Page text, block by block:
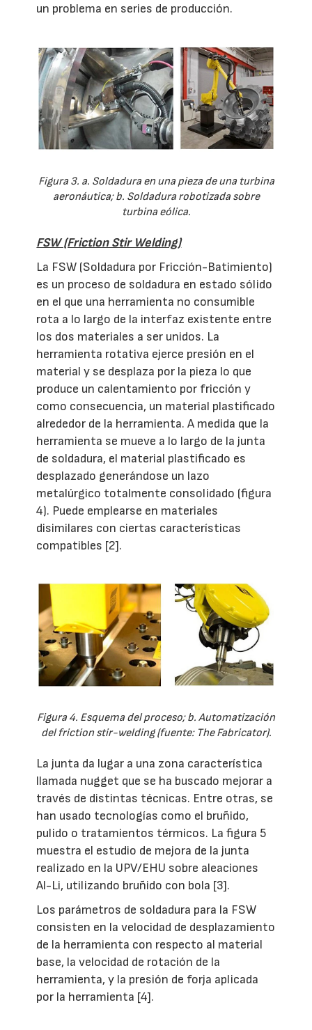
un problema en series de producción.
Figura 3. a. Soldadura en una pieza de una turbina
aeronáutica; b. Soldadura robotizada sobre
turbina eólica.
FSW (Friction Stir Welding)
La FSW (Soldadura por Fricción-Batimiento)
es un proceso de soldadura en estado sólido
en el que una herramienta no consumible
rota a lo largo de la interfaz existente entre
los dos materiales a ser unidos. La
herramienta rotativa ejerce presión en el
material y se desplaza por la pieza lo que
produce un calentamiento por fricción y
como consecuencia, un material plastificado
alrededor de la herramienta. A medida que la
herramienta se mueve a lo largo de la junta
de soldadura, el material plastificado es
desplazado generándose un lazo
metalúrgico totalmente consolidado (figura
4). Puede emplearse en materiales
disimilares con ciertas características
compatibles [2].
Figura 4. Esquema del proceso; b. Automatización
del friction stir-welding (fuente: The Fabricator).
La junta da lugar a una zona característica
llamada nugget que se ha buscado mejorar a
través de distintas técnicas. Entre otras, se
han usado tecnologías como el bruñido,
pulido o tratamientos térmicos. La figura 5
muestra el estudio de mejora de la junta
realizado en la UPV/EHU sobre aleaciones
Al-Li, utilizando bruñido con bola [3].
Los parámetros de soldadura para la FSW
consisten en la velocidad de desplazamiento
de la herramienta con respecto al material
base, la velocidad de rotación de la
herramienta, y la presión de forja aplicada
por la herramienta [4].